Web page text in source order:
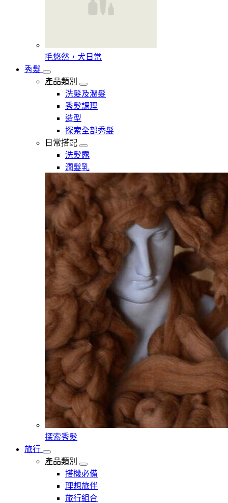
毛悠然，犬日常
秀髮
產品類別
洗髮及潤髮
秀髮調理
造型
探索全部秀髮
日常搭配
洗髮露
潤髮乳
探索秀髮
旅行
產品類別
搭機必備
理想旅伴
旅行組合